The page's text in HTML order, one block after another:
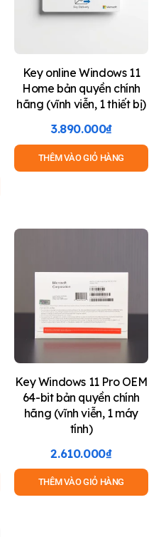
Key online Windows 11
Home bản quyền chính
hãng (vĩnh viễn, 1 thiết bị)
3.890.000₫
THÊM VÀO GIỎ HÀNG
Key Windows 11 Pro OEM
64-bit bản quyền chính
hãng (vĩnh viễn, 1 máy
tính)
2.610.000₫
THÊM VÀO GIỎ HÀNG